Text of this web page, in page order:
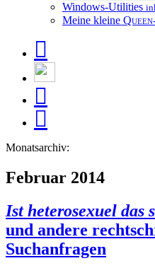
Windows-Utilities
Meine kleine Queen
Monatsarchiv:
Februar 2014
Ist heterosexuel das
und andere
Suchanfragen